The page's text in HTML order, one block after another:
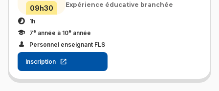
09h30 Expérience éducative branchée
1h
7e année à 10e année
Personnel enseignant FLS
Inscription